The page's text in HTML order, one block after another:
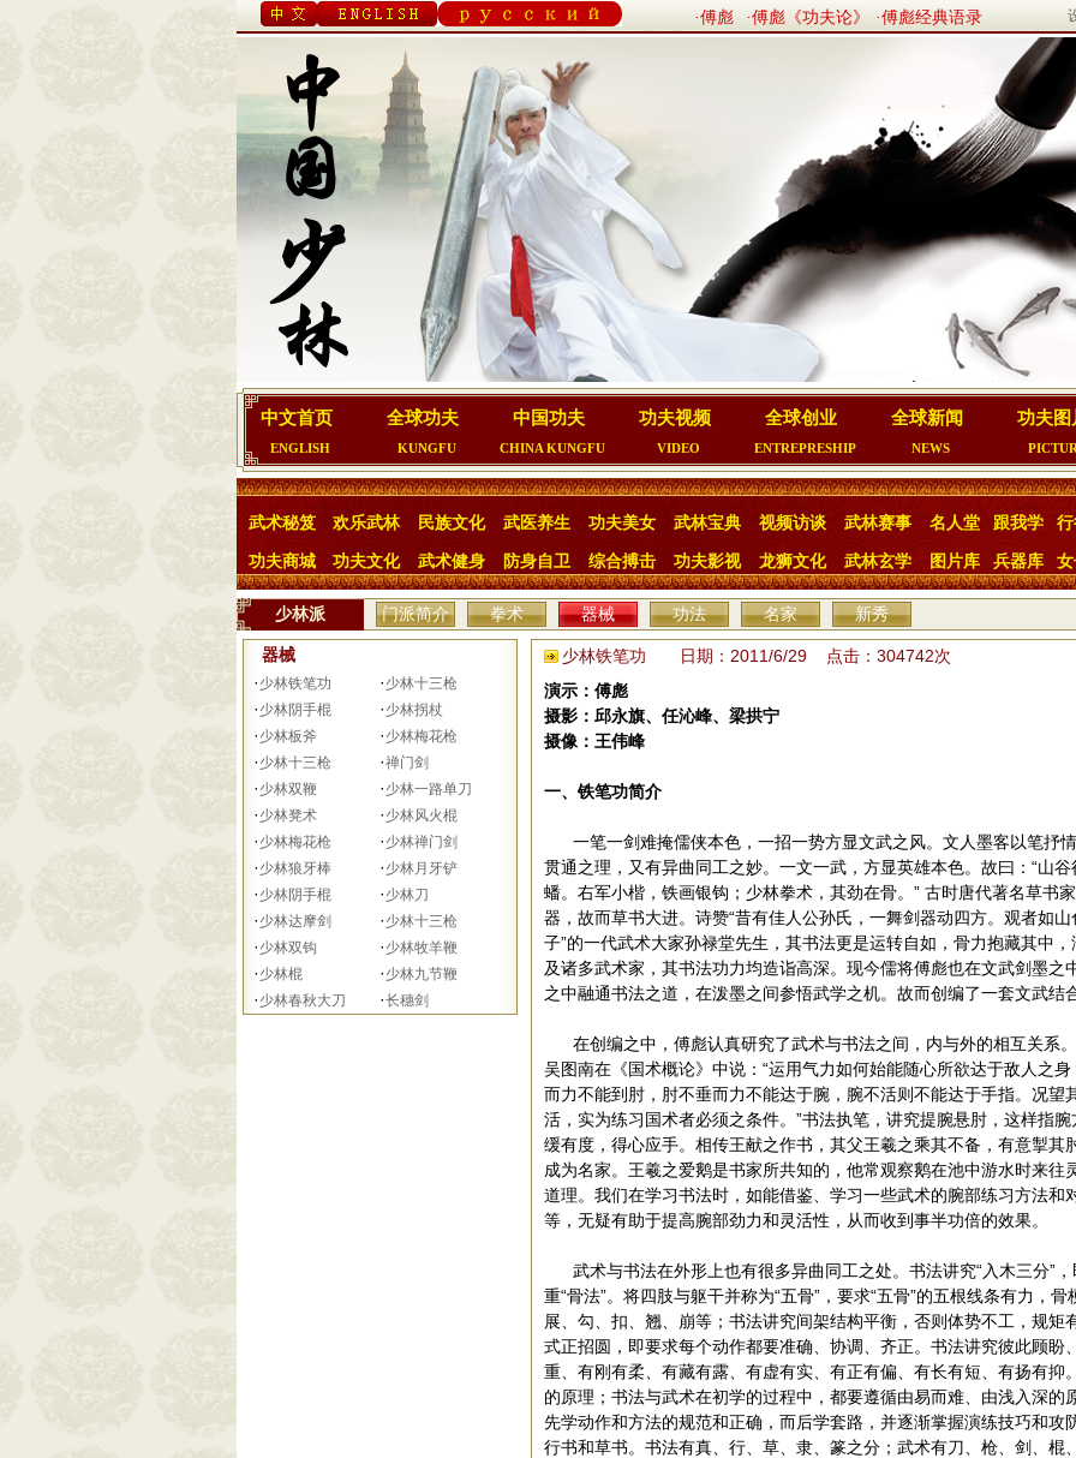
·傅彪 ·傅彪《功夫论》 ·傅彪经典语录
中文首页
ENGLISH
全球功夫
KUNGFU
中国功夫
CHINA KUNGFU
功夫视频
VIDEO
全球创业
ENTREPRESHIP
全球新闻
NEWS
功夫图
武术秘笈 欢乐武林 民族文化 武医养生 功夫美女 武林宝典 视频访谈 武林赛事 名人堂 跟我学
功夫商城 功夫文化 武术健身 防身自卫 综合搏击 功夫影视 龙狮文化 武林玄学 图片库 兵器库
少林派 门派简介 拳术 器械 功法 名家 新秀
器械
· 少林铁笔功 · 少林十三枪
· 少林阴手棍 · 少林拐杖
· 少林板斧 · 少林梅花枪
· 少林十三枪 ·禅门剑
· 少林双鞭 · 少林一路单刀
· 少林凳术 · 少林风火棍
· 少林梅花枪 · 少林禅门剑
· 少林狼牙棒 · 少林月牙铲
· 少林阴手棍 · 少林刀
· 少林达摩剑 · 少林十三枪
· 少林双钩 · 少林牧羊鞭
· 少林棍 · 少林九节鞭
· 少林春秋大刀 ·长穗剑
少林铁笔功 日期：2011/6/29 点击：304742次
演示：傅彪
摄影：邱永旗、任沁峰、梁拱宁
摄像：王伟峰
一、铁笔功简介
一笔一剑难掩儒侠本色，一招一势方显文武之风。文人墨客以笔抒
贯通之理，又有异曲同工之妙。一文一武，方显英雄本色。故曰：“山
蟠。右军小楷，铁画银钩；少林拳术，其劲在骨。” 古时唐代著名草书
器，故而草书大进。诗赞“昔有佳人公孙氏，一舞剑器动四方。观者如
子”的一代武术大家孙禄堂先生，其书法更是运转自如，骨力抱藏其中
及诸多武术家，其书法功力均造诣高深。现今儒将傅彪也在文武剑墨之
之中融通书法之道，在泼墨之间参悟武学之机。故而创编了一套文武结
在创编之中，傅彪认真研究了武术与书法之间，内与外的相互关系
吴图南在《国术概论》中说：“运用气力如何始能随心所欲达于敌人之
而力不能到肘，肘不垂而力不能达于腕，腕不活则不能达于手指。况望
活，实为练习国术者必须之条件。”书法执笔，讲究提腕悬肘，这样指
缓有度，得心应手。相传王献之作书，其父王羲之乘其不备，有意掣其
成为名家。王羲之爱鹅是书家所共知的，他常观察鹅在池中游水时来往
道理。我们在学习书法时，如能借鉴、学习一些武术的腕部练习方法和
等，无疑有助于提高腕部劲力和灵活性，从而收到事半功倍的效果。
武术与书法在外形上也有很多异曲同工之处。书法讲究“入木三分”
重“骨法”。将四肢与躯干并称为“五骨”，要求“五骨”的五根线条有力，
展、勾、扣、翘、崩等；书法讲究间架结构平衡，否则体势不工，规矩
式正招圆，即要求每个动作都要准确、协调、齐正。书法讲究彼此顾盼
重、有刚有柔、有藏有露、有虚有实、有正有偏、有长有短、有扬有抑
的原理；书法与武术在初学的过程中，都要遵循由易而难、由浅入深的
先学动作和方法的规范和正确，而后学套路，并逐渐掌握演练技巧和攻
行书和草书。书法有真、行、草、隶、篆之分；武术有刀、枪、剑、棍